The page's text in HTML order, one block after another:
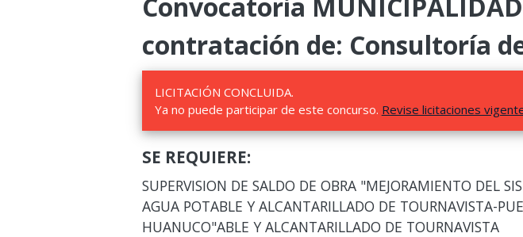
contratación de: Consultoría
LICITACIÓN CONCLUIDA.
Ya no puede participar de este concurso. Revise licitaciones
SE REQUIERE:
SUPERVISION DE SALDO DE OBRA "MEJORAMIENTO DEL
AGUA POTABLE Y ALCANTARILLADO DE TOURNAVISTA-
HUANUCO"ABLE Y ALCANTARILLADO DE TOURNAVISTA